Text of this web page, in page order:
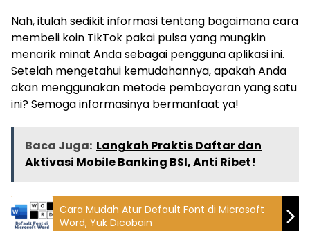
Nah, itulah sedikit informasi tentang bagaimana cara
membeli koin TikTok pakai pulsa yang mungkin
menarik minat Anda sebagai pengguna aplikasi ini.
Setelah mengetahui kemudahannya, apakah Anda
akan menggunakan metode pembayaran yang satu
ini? Semoga informasinya bermanfaat ya!
Baca Juga: Langkah Praktis Daftar dan
Aktivasi Mobile Banking BSI, Anti Ribet!
Cara Mudah Atur Default Font di Microsoft
Word, Yuk Dicobain